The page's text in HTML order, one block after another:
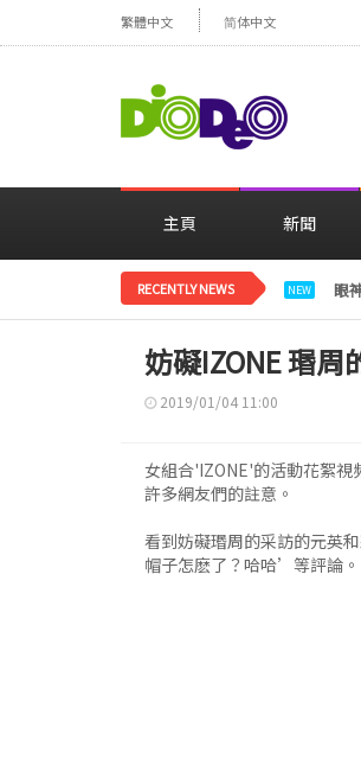
繁體中文 简体中文
主頁 新聞
RECENTLY NEWS NEW 眼
妨礙IZONE 瑉周
2019/01/04 11:00
女組合'IZONE'的活動花絮視
許多網友們的註意。
看到妨礙瑉周的采訪的元
帽子怎麽了？哈哈’等評論。